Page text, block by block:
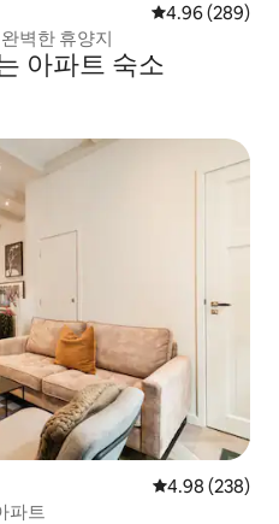
평점 4.96점(5
4.96 (289)
벽한 휴양지
아파트 숙소
평점 4.98점(5
4.98 (238)
파트